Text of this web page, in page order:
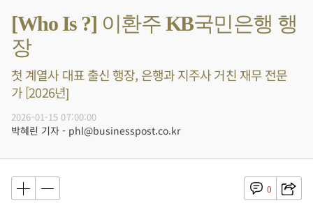
[Who Is ?] 이환주 KB국민은행 행
장
첫 계열사 대표 출신 행장, 은행과 지주사 거친 재무 전문
가 [2026년]
2026-01-15 07:00:00
박혜린 기자 - phl@businesspost.co.kr
0